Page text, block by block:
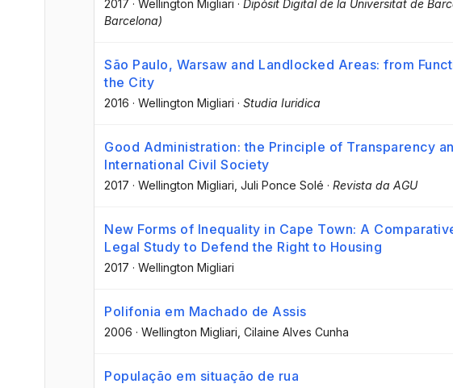
2017 · Wellington Migliari · Dipòsit Digital de la Universitat de
Barcelona)
São Paulo, Warsaw and Landlocked Areas: from
the City
2016 · Wellington Migliari · Studia Iuridica
Good Administration: the Principle of Transparency
International Civil Society
2017 · Wellington Migliari , Juli Ponce Solé · Revista da AGU
New Forms of Inequality in Cape Town: A
Legal Study to Defend the Right to Housing
2017 · Wellington Migliari
Polifonia em Machado de Assis
2006 · Wellington Migliari , Cilaine Alves Cunha
População em situação de rua